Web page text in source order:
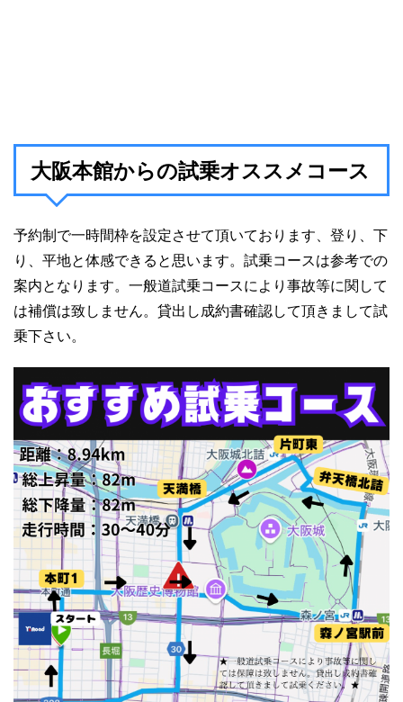
大阪本館からの試乗オススメコース
予約制で一時間枠を設定させて頂いております、登り、下
り、平地と体感できると思います。試乗コースは参考での
案内となります。一般道試乗コースにより事故等に関して
は補償は致しません。貸出し成約書確認して頂きまして試
乗下さい。